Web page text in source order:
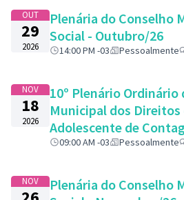
OUT
29
2026
Plenária do Conselho
Social - Outubro/26
14:00 PM -03 Pessoalmente
NOV
18
2026
10º Plenário Ordinário
Municipal dos Direitos
Adolescente de
09:00 AM -03 Pessoalmente
NOV
Plenária do Conselho